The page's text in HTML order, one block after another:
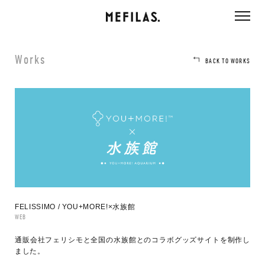
Works BACK TO WORKS
FELISSIMO / YOU+MORE!×水族館
WEB
通販会社フェリシモと全国の水族館とのコラボグッズサイトを制作し
ました。